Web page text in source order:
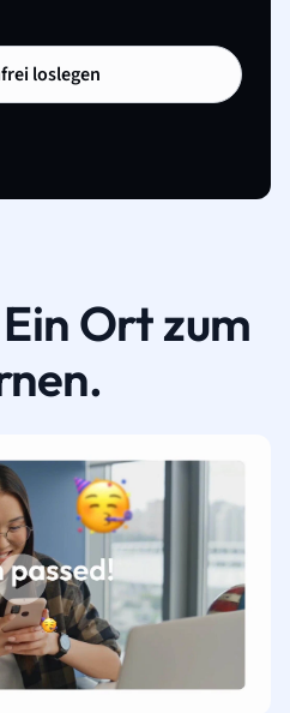
loslegen
Ort zum